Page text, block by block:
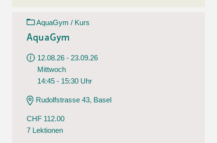
AquaGym / Kurs
AquaGym
12.08.26 - 23.09.26
Mittwoch
14:45 - 15:30 Uhr
Rudolfstrasse 43, Basel
CHF 112.00
7 Lektionen